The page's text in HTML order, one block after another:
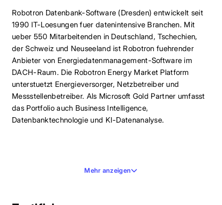
Robotron Datenbank-Software (Dresden) entwickelt seit
1990 IT-Loesungen fuer datenintensive Branchen. Mit
ueber 550 Mitarbeitenden in Deutschland, Tschechien,
der Schweiz und Neuseeland ist Robotron fuehrender
Anbieter von Energiedatenmanagement-Software im
DACH-Raum. Die Robotron Energy Market Platform
unterstuetzt Energieversorger, Netzbetreiber und
Messstellenbetreiber. Als Microsoft Gold Partner umfasst
das Portfolio auch Business Intelligence,
Datenbanktechnologie und KI-Datenanalyse.
Mehr anzeigen